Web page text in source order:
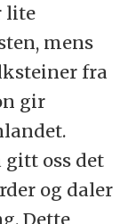
lite
mens
fra
gir
oss det
og daler
Dette